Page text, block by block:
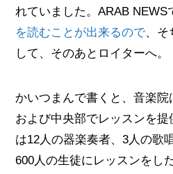
れていました。ARAB NEWS
を読むことが出来るので、そ
して、そのあとロイターへ。
かいつまんで書くと、音楽
および中央部でレッスンを
は12人の器楽奏者、3人の歌
600人の生徒にレッスンをし